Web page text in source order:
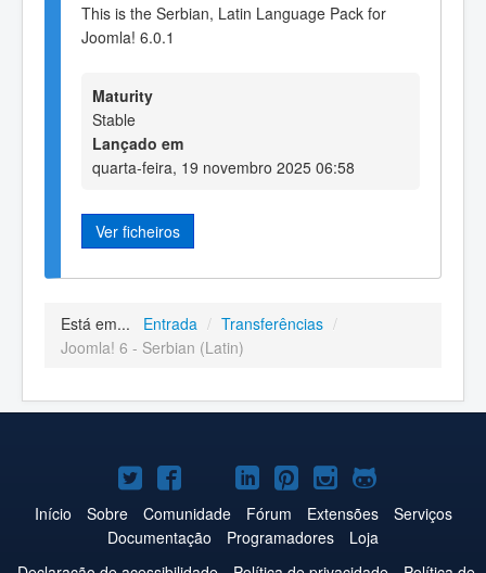
This is the Serbian, Latin Language Pack for
Joomla! 6.0.1
Maturity
Stable
Lançado em
quarta-feira, 19 novembro 2025 06:58
Ver ficheiros
Está em... Entrada / Transferências /
Joomla! 6 - Serbian (Latin)
Joomla!
no
Twitter
Joomla!
no
Facebook
Joomla!
no
YouTube
Joomla!
no
LinkedIn
Joomla!
no
Pinterest
Joomla!
no
Instagram
Joomla!
no
GitHub
Início Sobre Comunidade Fórum Extensões
Serviços
Documentação
Programadores
Loja